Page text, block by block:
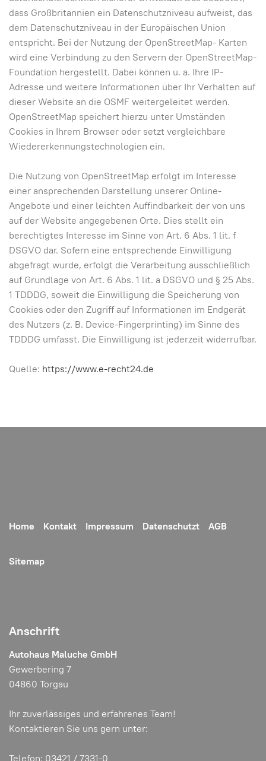
dass Großbritannien ein Datenschutzniveau aufweist, das
dem Datenschutzniveau in der Europäischen Union
entspricht. Bei der Nutzung der OpenStreetMap- Karten
wird eine Verbindung zu den Servern der OpenStreetMap-
Foundation hergestellt. Dabei können u. a. Ihre IP-
Adresse und weitere Informationen über Ihr Verhalten auf
dieser Website an die OSMF weitergeleitet werden.
OpenStreetMap speichert hierzu unter Umständen
Cookies in Ihrem Browser oder setzt vergleichbare
Wiedererkennungstechnologien ein.
Die Nutzung von OpenStreetMap erfolgt im Interesse
einer ansprechenden Darstellung unserer Online-
Angebote und einer leichten Auffindbarkeit der von uns
auf der Website angegebenen Orte. Dies stellt ein
berechtigtes Interesse im Sinne von Art. 6 Abs. 1 lit. f
DSGVO dar. Sofern eine entsprechende Einwilligung
abgefragt wurde, erfolgt die Verarbeitung ausschließlich
auf Grundlage von Art. 6 Abs. 1 lit. a DSGVO und § 25 Abs.
1 TDDDG, soweit die Einwilligung die Speicherung von
Cookies oder den Zugriff auf Informationen im Endgerät
des Nutzers (z. B. Device-Fingerprinting) im Sinne des
TDDDG umfasst. Die Einwilligung ist jederzeit widerrufbar.
Quelle: https://www.e-recht24.de
Home Kontakt Impressum Datenschutzt AGB
Sitemap
Anschrift
Autohaus Maluche GmbH
Gewerbering 7
04860 Torgau
Ihr zuverlässiges und erfahrenes Team!
Kontaktieren Sie uns gern unter:
Telefon: 03421 / 7331-0